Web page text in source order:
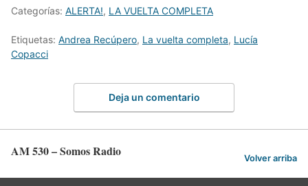
Categorías: ALERTA!, LA VUELTA COMPLETA
Etiquetas: Andrea Recúpero, La vuelta completa, Lucía
Copacci
Deja un comentario
AM 530 – Somos Radio Volver arriba